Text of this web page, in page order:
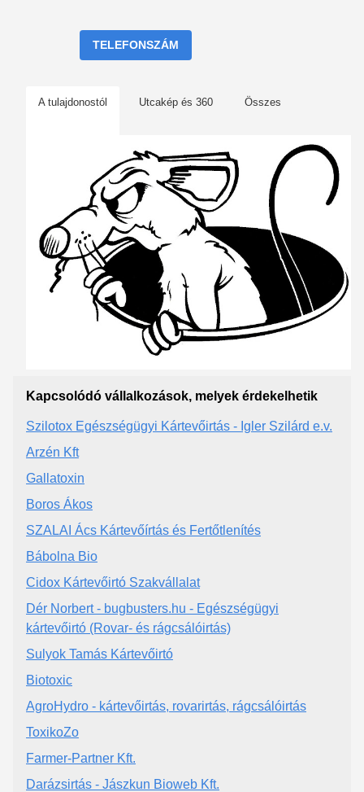
TELEFONSZÁM
A tulajdonostól Utcakép és 360 Összes
Kapcsolódó vállalkozások, melyek érdekelhetik
Szilotox Egészségügyi Kártevőirtás - Igler Szilárd e.v.
Arzén Kft
Gallatoxin
Boros Ákos
SZALAI Ács Kártevőírtás és Fertőtlenítés
Bábolna Bio
Cidox Kártevőirtó Szakvállalat
Dér Norbert - bugbusters.hu - Egészségügyi
kártevőirtó (Rovar- és rágcsálóirtás)
Sulyok Tamás Kártevőirtó
Biotoxic
AgroHydro - kártevőirtás, rovarirtás, rágcsálóirtás
ToxikoZo
Farmer-Partner Kft.
Darázsirtás - Jászkun Bioweb Kft.